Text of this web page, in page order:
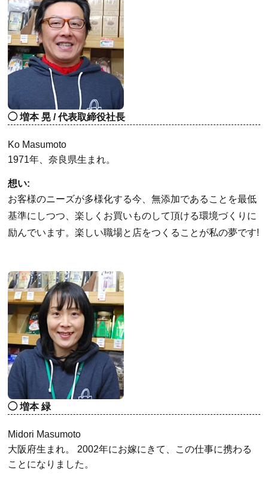
増本 晃 / 代表取締役社長
Ko Masumoto
1971年、奈良県生まれ。
想い:
お客様のニーズが多様化する今、無添加であることを最低
基準にしつつ、楽しくお買いものして頂ける環境づくりに
励んでいます。楽しい職場と店をつくることが私の夢です!
増本 緑
Midori Masumoto
大阪府生まれ。 2002年にお嫁にきて、この仕事に携わる
ことになりました。